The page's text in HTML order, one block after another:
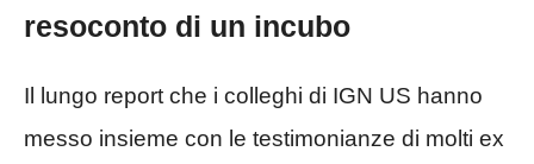
resoconto di un incubo
Il lungo report che i colleghi di IGN US hanno
messo insieme con le testimonianze di molti ex